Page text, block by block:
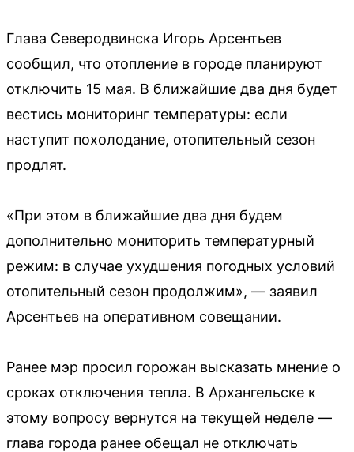
Глава Северодвинска Игорь Арсентьев
сообщил, что отопление в городе планируют
отключить 15 мая. В ближайшие два дня будет
вестись мониторинг температуры: если
наступит похолодание, отопительный сезон
продлят.
«При этом в ближайшие два дня будем
дополнительно мониторить температурный
режим: в случае ухудшения погодных условий
отопительный сезон продолжим», — заявил
Арсентьев на оперативном совещании.
Ранее мэр просил горожан высказать мнение о
сроках отключения тепла. В Архангельске к
этому вопросу вернутся на текущей неделе —
глава города ранее обещал не отключать